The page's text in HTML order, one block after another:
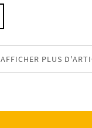
AFFICHER PLUS